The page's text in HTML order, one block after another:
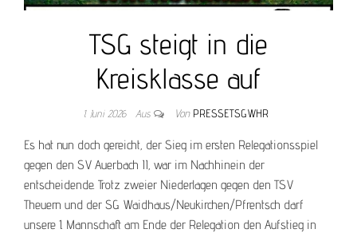
TSG steigt in die
Kreisklasse auf
1. Juni 2026 Aus Von PRESSETSGWHR
Es hat nun doch gereicht, der Sieg im ersten Relegationsspiel
gegen den SV Auerbach II, war im Nachhinein der
entscheidende. Trotz zweier Niederlagen gegen den TSV
Theuern und der SG Waidhaus/Neukirchen/Pfrentsch darf
unsere 1. Mannschaft am Ende der Relegation den Aufstieg in